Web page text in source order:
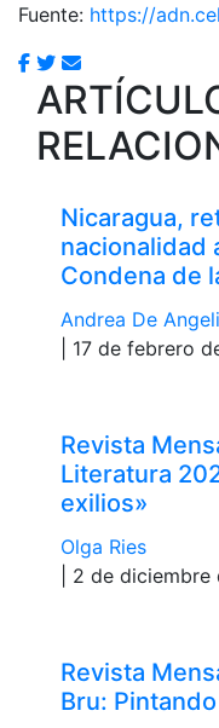
Fuente: https://
Nicaragua,
nacionalidad
Condena de
Andrea De
| 17 de febrero
Revista
Literatura
exilios»
Olga Ries
| 2 de diciembre
Revista
Bru: